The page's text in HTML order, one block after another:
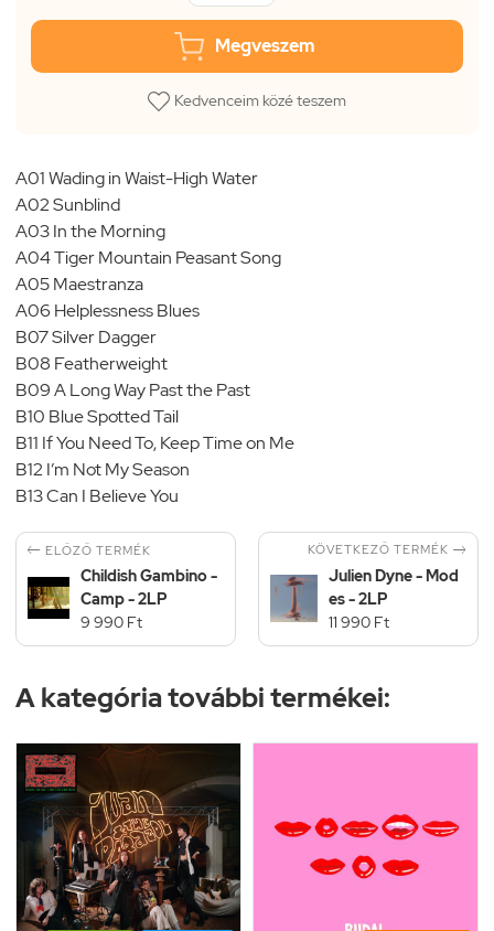
Megveszem
Kedvenceim közé teszem
A01 Wading in Waist-High Water
A02 Sunblind
A03 In the Morning
A04 Tiger Mountain Peasant Song
A05 Maestranza
A06 Helplessness Blues
B07 Silver Dagger
B08 Featherweight
B09 A Long Way Past the Past
B10 Blue Spotted Tail
B11 If You Need To, Keep Time on Me
B12 I’m Not My Season
B13 Can I Believe You
 ELŐZŐ TERMÉK
Childish Gambino -
Camp - 2LP
9 990 Ft
KÖVETKEZŐ TERMÉK 
Julien Dyne - Mod
es - 2LP
11 990 Ft
A kategória további termékei: